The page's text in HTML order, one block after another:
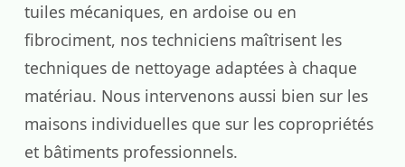
tuiles mécaniques, en ardoise ou en
fibrociment, nos techniciens maîtrisent les
techniques de nettoyage adaptées à chaque
matériau. Nous intervenons aussi bien sur les
maisons individuelles que sur les copropriétés
et bâtiments professionnels.